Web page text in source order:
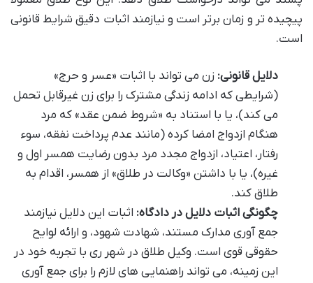
پیچیده تر و زمان برتر است و نیازمند اثبات دقیق شرایط قانونی
است.
دلایل قانونی: زن می تواند با اثبات «عسر و حرج»
(شرایطی که ادامه زندگی مشترک را برای زن غیرقابل تحمل
می کند)، یا با استناد به «شروط ضمن عقد» که مرد
هنگام ازدواج امضا کرده (مانند عدم پرداخت نفقه، سوء
رفتار، اعتیاد، ازدواج مجدد مرد بدون رضایت همسر اول و
غیره)، یا با داشتن «وکالت در طلاق» از همسر، اقدام به
طلاق کند.
چگونگی اثبات دلایل در دادگاه: اثبات این دلایل نیازمند
جمع آوری مدارک مستند، شهادت شهود، و ارائه لوایح
حقوقی قوی است. وکیل طلاق در شهر ری با تجربه خود در
این زمینه، می تواند راهنمایی های لازم را برای جمع آوری